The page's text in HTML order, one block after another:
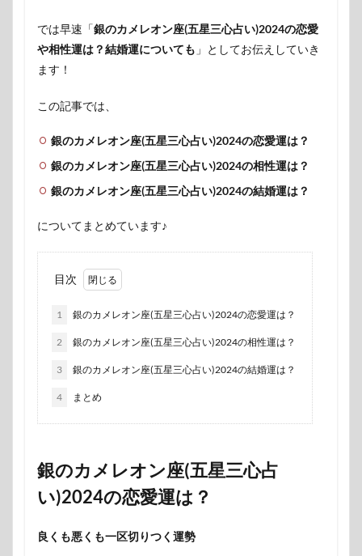
では早速「銀のカメレオン座(五星三心占い)2024の恋愛
や相性運は？結婚運についても 」としてお伝えしていき
ます！
この記事では、
銀のカメレオン座(五星三心占い)2024の恋愛運は？
銀のカメレオン座(五星三心占い)2024の相性運は？
銀のカメレオン座(五星三心占い)2024の結婚運は？
についてまとめています♪
目次
1 銀のカメレオン座(五星三心占い)2024の恋愛運は？
2 銀のカメレオン座(五星三心占い)2024の相性運は？
3 銀のカメレオン座(五星三心占い)2024の結婚運は？
4 まとめ
銀のカメレオン座(五星三心占
い)2024の恋愛運は？
良くも悪くも一区切りつく運勢